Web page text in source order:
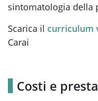
sintomatologia della
Scarica il curriculum
Carai
Costi e